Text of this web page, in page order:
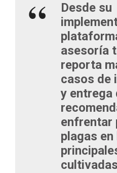
Desde su
asesoría
reporta
casos de
y entrega
enfrentar
plagas en